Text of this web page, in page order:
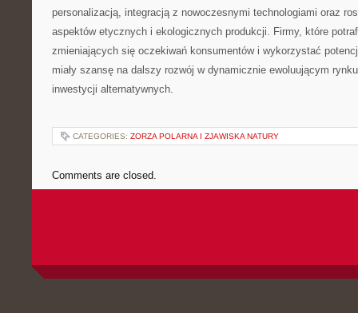
personalizacją, integracją z nowoczesnymi technologiami oraz
aspektów etycznych i ekologicznych produkcji. Firmy, które
zmieniających się oczekiwań konsumentów i wykorzystać
miały szansę na dalszy rozwój w dynamicznie ewoluującym
inwestycji alternatywnych.
CATEGORIES: ZORZA POLARNA I ZJAWISKA NATURY
Comments are closed.